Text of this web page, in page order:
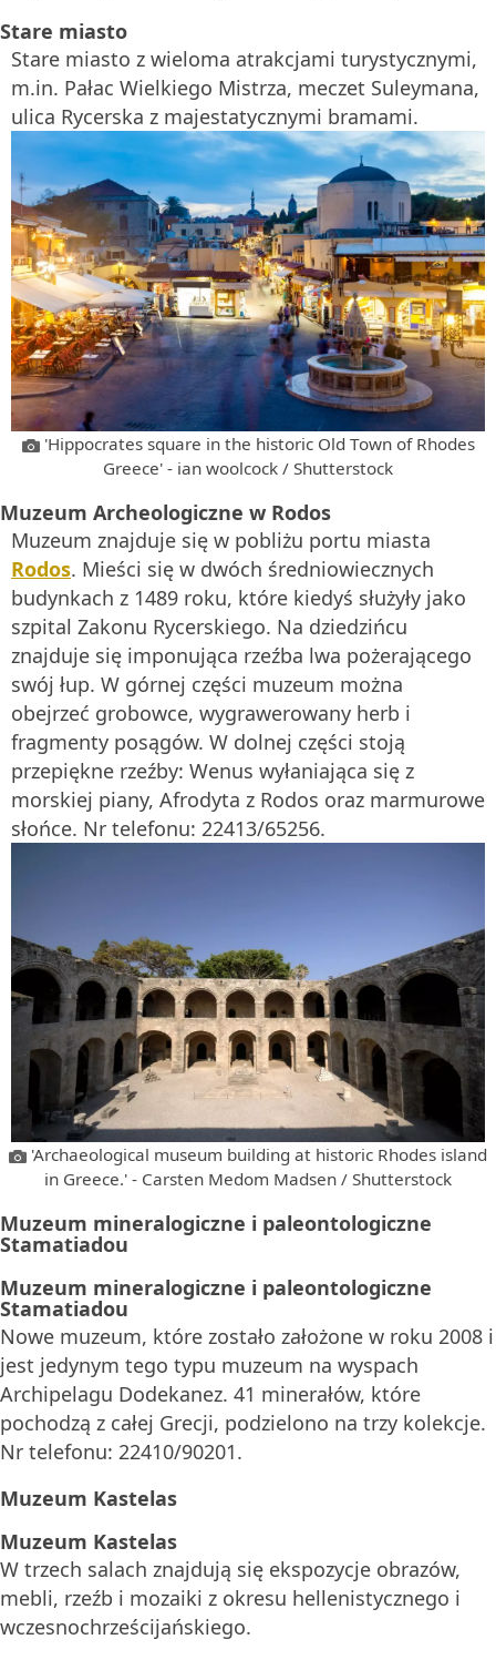
Stare miasto
Stare miasto z wieloma atrakcjami turystycznymi,
m.in. Pałac Wielkiego Mistrza, meczet Suleymana,
ulica Rycerska z majestatycznymi bramami.
'Hippocrates square in the historic Old Town of Rhodes
Greece' - ian woolcock / Shutterstock
Muzeum Archeologiczne w Rodos
Muzeum znajduje się w pobliżu portu miasta
Rodos. Mieści się w dwóch średniowiecznych
budynkach z 1489 roku, które kiedyś służyły jako
szpital Zakonu Rycerskiego. Na dziedzińcu
znajduje się imponująca rzeźba lwa pożerającego
swój łup. W górnej części muzeum można
obejrzeć grobowce, wygrawerowany herb i
fragmenty posągów. W dolnej części stoją
przepiękne rzeźby: Wenus wyłaniająca się z
morskiej piany, Afrodyta z Rodos oraz marmurowe
słońce. Nr telefonu: 22413/65256.
'Archaeological museum building at historic Rhodes island
in Greece.' - Carsten Medom Madsen / Shutterstock
Muzeum mineralogiczne i paleontologiczne
Stamatiadou
Muzeum mineralogiczne i paleontologiczne
Stamatiadou
Nowe muzeum, które zostało założone w roku 2008 i
jest jedynym tego typu muzeum na wyspach
Archipelagu Dodekanez. 41 minerałów, które
pochodzą z całej Grecji, podzielono na trzy kolekcje.
Nr telefonu: 22410/90201.
Muzeum Kastelas
Muzeum Kastelas
W trzech salach znajdują się ekspozycje obrazów,
mebli, rzeźb i mozaiki z okresu hellenistycznego i
wczesnochrześcijańskiego.